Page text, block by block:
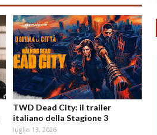
TWD Dead City: il trailer
italiano della Stagione 3
luglio 13, 2026